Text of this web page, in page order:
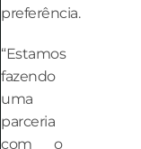
preferência.
“Estamos
fazendo
uma
parceria
com o